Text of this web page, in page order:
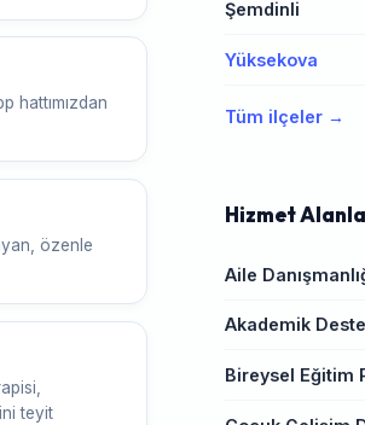
hattımızdan
özenle
teyit
Şemdinli
Yüksekova
Tüm ilçeler →
Hizmet
Aile
Akademik
Bireysel Eğitim